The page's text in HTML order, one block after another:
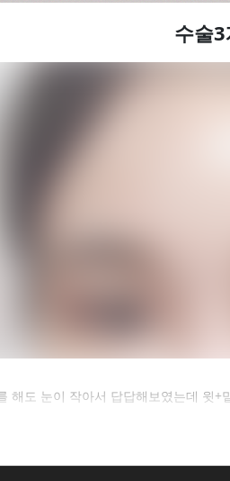
수술
셀카후기 전체 내용은
로그인하기
해도 눈이 작아서 답답해보였는데 윗